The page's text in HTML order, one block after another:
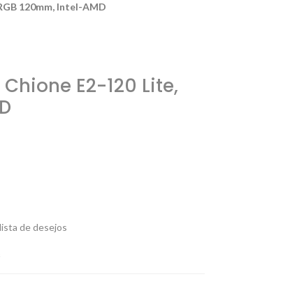
120mm, Intel-AMD
E2-120 Lite,
de desejos